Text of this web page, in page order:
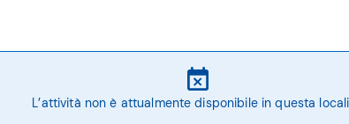
L’attività non è attualmente disponibile in questa